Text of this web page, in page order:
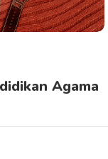
Agama